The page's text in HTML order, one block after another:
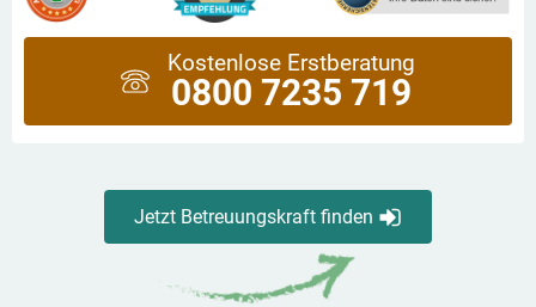
Kostenlose Erstberatung
0800 7235 719
Jetzt Betreuungskraft finden